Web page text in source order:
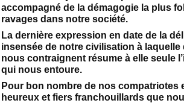
accompagné de la démagogie la plus
ravages dans notre société.
La dernière expression en date de la
insensée de notre civilisation à laquelle
nous contraignent résume à elle seule
qui nous entoure.
Pour bon nombre de nos compatriotes
heureux et fiers franchouillards que